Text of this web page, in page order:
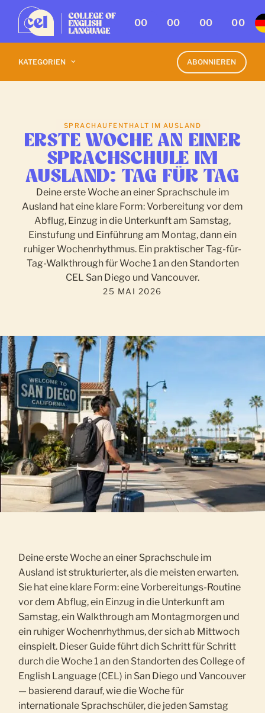
00 00 00 00
KATEGORIEN ABONNIEREN
SPRACHAUFENTHALT IM AUSLAND
ERSTE WOCHE AN EINER
SPRACHSCHULE IM
AUSLAND: TAG FÜR TAG
Deine erste Woche an einer Sprachschule im
Ausland hat eine klare Form: Vorbereitung vor dem
Abflug, Einzug in die Unterkunft am Samstag,
Einstufung und Einführung am Montag, dann ein
ruhiger Wochenrhythmus. Ein praktischer Tag-für-
Tag-Walkthrough für Woche 1 an den Standorten
CEL San Diego und Vancouver.
25 MAI 2026
Deine erste Woche an einer Sprachschule im
Ausland ist strukturierter, als die meisten erwarten.
Sie hat eine klare Form: eine Vorbereitungs-Routine
vor dem Abflug, ein Einzug in die Unterkunft am
Samstag, ein Walkthrough am Montagmorgen und
ein ruhiger Wochenrhythmus, der sich ab Mittwoch
einspielt. Dieser Guide führt dich Schritt für Schritt
durch die Woche 1 an den Standorten des College of
English Language (CEL) in San Diego und Vancouver
— basierend darauf, wie die Woche für
internationale Sprachschüler, die jeden Samstag